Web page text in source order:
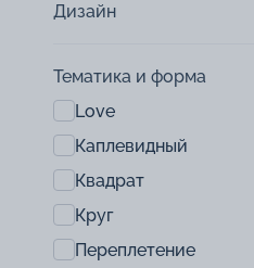
Дизайн
Тематика и форма
Love
Каплевидный
Квадрат
Круг
Переплетение